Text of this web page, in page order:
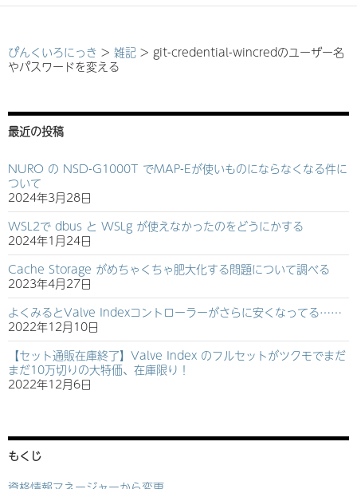
ぴんくいろにっき > 雑記 > git-credential-wincredのユーザー名
やパスワードを変える
最近の投稿
NURO の NSD-G1000T でMAP-Eが使いものにならなくなる件に
ついて
2024年3月28日
WSL2で dbus と WSLg が使えなかったのをどうにかする
2024年1月24日
Cache Storage がめちゃくちゃ肥大化する問題について調べる
2023年4月27日
よくみるとValve Indexコントローラーがさらに安くなってる……
2022年12月10日
【セット通販在庫終了】Valve Index のフルセットがツクモでまだ
まだ10万切りの大特価、在庫限り！
2022年12月6日
もくじ